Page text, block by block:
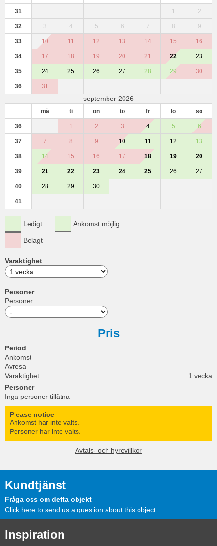
31 1 2
32 3 4 5 6 7 8 9
33 10 11 12 13 14 15 16
34 17 18 19 20 21 22 23
35 24 25 26 27 28 29 30
36 31
september 2026
må ti on to fr lö sö
36 1 2 3 4 5 6
37 7 8 9 10 11 12 13
38 14 15 16 17 18 19 20
39 21 22 23 24 25 26 27
40 28 29 30
41
Ledigt
Belagt
Ankomst möjlig
Varaktighet
Personer
Personer
Pris
Period
Ankomst
Avresa
Varaktighet
1 vecka
Personer
Inga personer tillåtna
Please notice
Ankomst har inte valts.
Personer har inte valts.
Avtals- och hyrevillkor
Kundtjänst
Fråga oss om detta objekt
Click here to send us a question about this object.
Inspiration